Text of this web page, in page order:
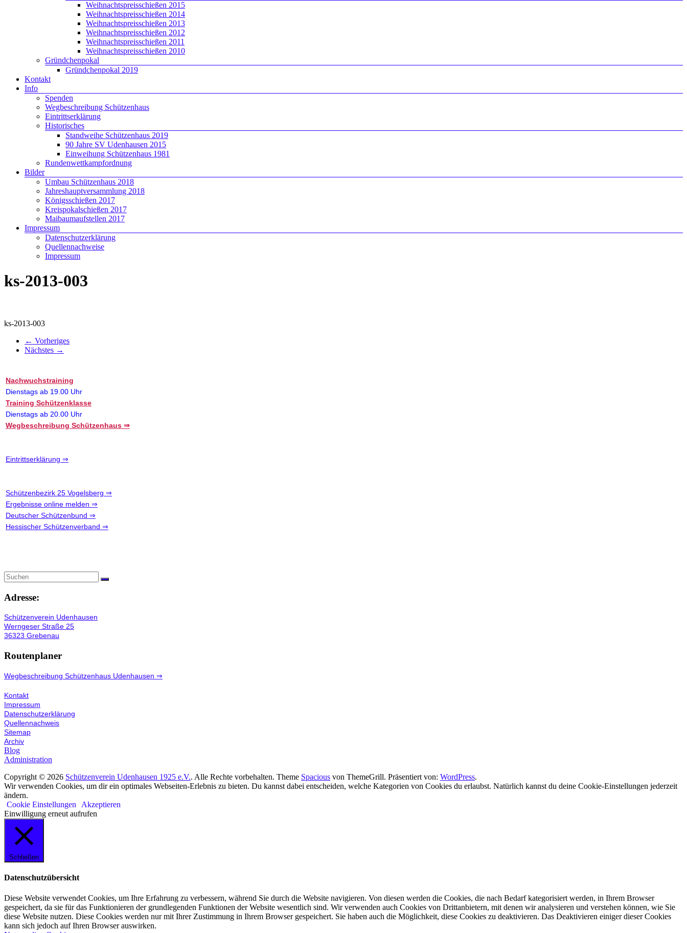
Weihnachtspreisschießen 2015
Weihnachtspreisschießen 2014
Weihnachtspreisschießen 2013
Weihnachtspreisschießen 2012
Weihnachtspreisschießen 2011
Weihnachtspreisschießen 2010
Gründchenpokal
Gründchenpokal 2019
Kontakt
Info
Spenden
Wegbeschreibung Schützenhaus
Eintrittserklärung
Historisches
Standweihe Schützenhaus 2019
90 Jahre SV Udenhausen 2015
Einweihung Schützenhaus 1981
Rundenwettkampfordnung
Bilder
Umbau Schützenhaus 2018
Jahreshauptversammlung 2018
Königsschießen 2017
Kreispokalschießen 2017
Maibaumaufstellen 2017
Impressum
Datenschutzerklärung
Quellennachweise
Impressum
ks-2013-003
ks-2013-003
← Vorheriges
Nächstes →
Nachwuchstraining
Dienstags ab 19.00 Uhr
Training Schützenklasse
Dienstags ab 20.00 Uhr
Wegbeschreibung Schützenhaus ⇒
Eintrittserklärung ⇒
Schützenbezirk 25 Vogelsberg ⇒
Ergebnisse online melden ⇒
Deutscher Schützenbund ⇒
Hessischer Schützenverband ⇒
Adresse:
Schützenverein Udenhausen
Werngeser Straße 25
36323 Grebenau
Routenplaner
Wegbeschreibung Schützenhaus Udenhausen ⇒
Kontakt
Impressum
Datenschutzerklärung
Quellennachweis
Sitemap
Archiv
Blog
Administration
Copyright © 2026 Schützenverein Udenhausen 1925 e.V.. Alle Rechte vorbehalten. Theme Spacious von ThemeGrill. Präsentiert von: WordPress.
Wir verwenden Cookies, um dir ein optimales Webseiten-Erlebnis zu bieten. Du kannst dabei entscheiden, welche Kategorien von Cookies du erlaubst. Natürlich kannst du deine Cookie-Einstellungen jederzeit
ändern.
Cookie Einstellungen
Akzeptieren
Einwilligung erneut aufrufen
Schließen
Datenschutzübersicht
Diese Website verwendet Cookies, um Ihre Erfahrung zu verbessern, während Sie durch die Website navigieren. Von diesen werden die Cookies, die nach Bedarf kategorisiert werden, in Ihrem Browser
gespeichert, da sie für das Funktionieren der grundlegenden Funktionen der Website wesentlich sind. Wir verwenden auch Cookies von Drittanbietern, mit denen wir analysieren und verstehen können, wie Sie
diese Website nutzen. Diese Cookies werden nur mit Ihrer Zustimmung in Ihrem Browser gespeichert. Sie haben auch die Möglichkeit, diese Cookies zu deaktivieren. Das Deaktivieren einiger dieser Cookies
kann sich jedoch auf Ihren Browser auswirken.